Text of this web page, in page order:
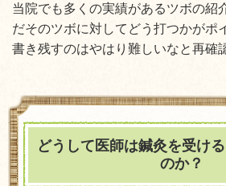
当院でも多くの実績があるツボの紹
だそのツボに対してどう打つかがポ
書き残すのはやはり難しいなと再確
どうして医師は鍼灸を受け
のか？